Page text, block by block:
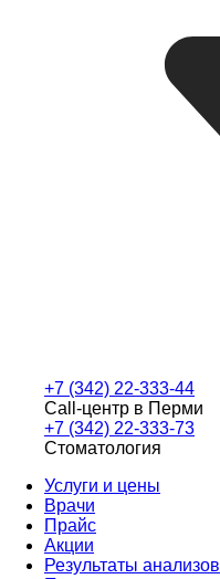
+7 (342) 22-333-44
Call-центр в Перми
+7 (342) 22-333-73
Стоматология
Услуги и цены
Врачи
Прайс
Акции
Результаты анализов